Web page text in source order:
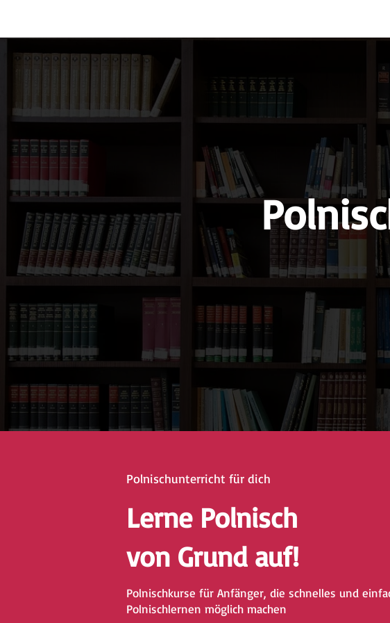
Polnischunterricht für dich
Lerne Polnisch
von Grund auf!
Polnischkurse für Anfänger, die schnelles und
Polnischlernen möglich machen